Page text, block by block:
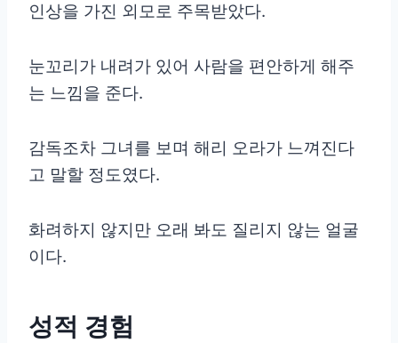
인상을 가진 외모로 주목받았다.
눈꼬리가 내려가 있어 사람을 편안하게 해주
는 느낌을 준다.
감독조차 그녀를 보며 해리 오라가 느껴진다
고 말할 정도였다.
화려하지 않지만 오래 봐도 질리지 않는 얼굴
이다.
성적 경험